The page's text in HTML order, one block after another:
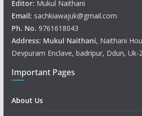
Editor: Mukul Naithani
Email: sachkiawajuk@gmail.com
Ph. No. 9761618043
Address: Mukul Naithani, Naithani
Devpuram Enclave, badripur, Ddun, Uk-
Important Pages
About Us